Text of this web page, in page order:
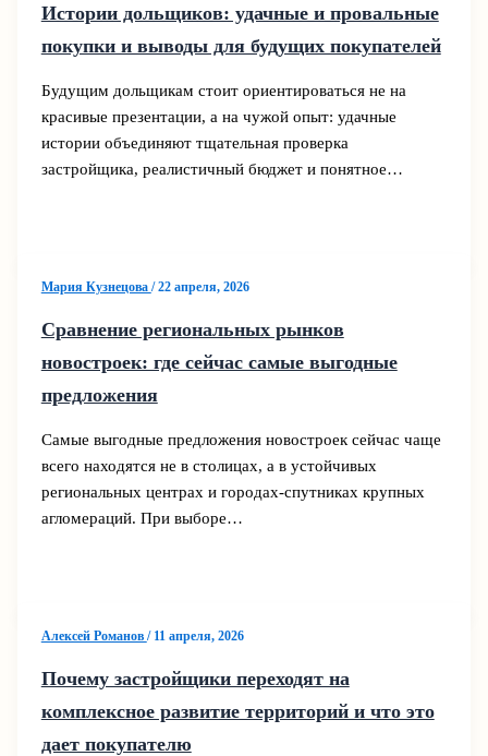
Истории дольщиков: удачные и провальные
покупки и выводы для будущих покупателей
Будущим дольщикам стоит ориентироваться не на
красивые презентации, а на чужой опыт: удачные
истории объединяют тщательная проверка
застройщика, реалистичный бюджет и понятное…
Мария Кузнецова /22 апреля, 2026
Сравнение региональных рынков
новостроек: где сейчас самые выгодные
предложения
Самые выгодные предложения новостроек сейчас чаще
всего находятся не в столицах, а в устойчивых
региональных центрах и городах-спутниках крупных
агломераций. При выборе…
Алексей Романов / 11 апреля, 2026
Почему застройщики переходят на
комплексное развитие территорий и что это
дает покупателю